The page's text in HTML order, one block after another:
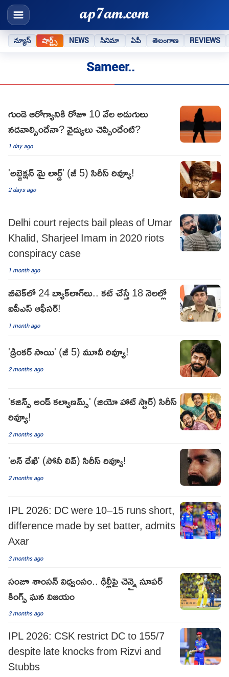
న్యూస్ షార్ట్స్ NEWS సినిమా ఏపీ తెలంగాణ REVIEWS
Sameer..
గుండె ఆరోగ్యానికి రోజూ 10 వేల అడుగులు
నడవాల్సిందేనా? వైద్యులు చెప్పిందేంటి?
1 day ago
'అబ్జెక్షన్ మై లార్డ్' (జీ 5) సిరీస్ రివ్యూ!
2 days ago
Delhi court rejects bail pleas of Umar
Khalid, Sharjeel Imam in 2020 riots
conspiracy case
1 month ago
బీటెక్‌లో 24 బ్యాక్‌లాగ్‌లు.. కట్‌ చేస్తే 18 నెలల్లో
ఐపీఎస్‌ ఆఫీసర్‌!
1 month ago
'డ్రింకర్ సాయి' (జీ 5) మూవీ రివ్యూ!
2 months ago
'కజిన్స్ అండ్ కల్యాణమ్స్' (జియో హాట్ స్టార్) సిరీస్
రివ్యూ!
2 months ago
'అన్ దేఖి' (సోనీ లివ్) సిరీస్ రివ్యూ!
2 months ago
IPL 2026: DC were 10–15 runs short,
difference made by set batter, admits
Axar
3 months ago
సంజూ శాంసన్ విధ్వంసం.. ఢిల్లీపై చెన్నై సూపర్
కింగ్స్ ఘన విజయం
3 months ago
IPL 2026: CSK restrict DC to 155/7
despite late knocks from Rizvi and
Stubbs